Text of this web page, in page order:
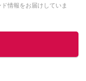
情報をお届けしていま
ストの他の記事を読む